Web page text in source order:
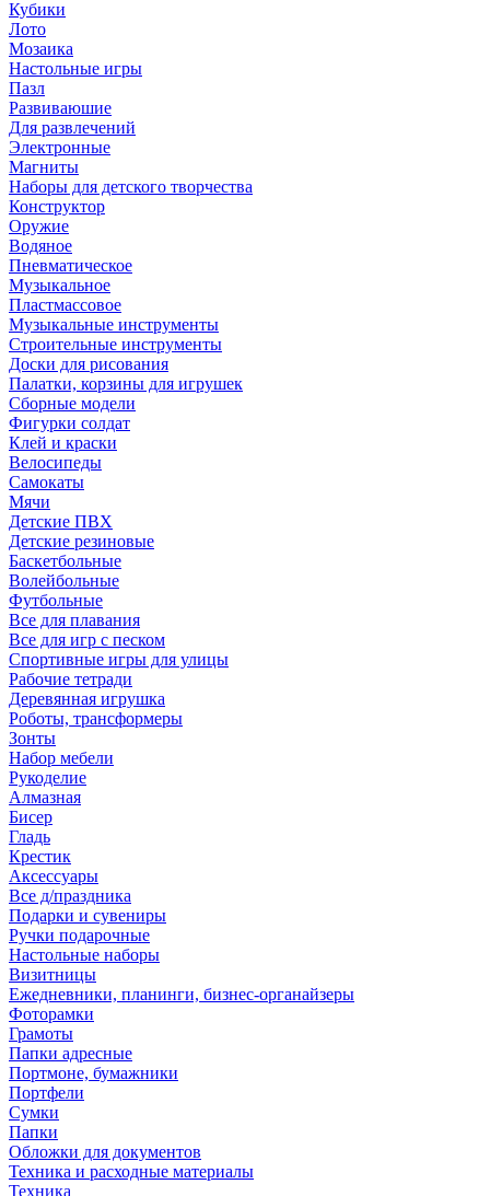
Кубики
Лото
Мозаика
Настольные игры
Пазл
Развиваюшие
Для развлечений
Электронные
Магниты
Наборы для детского творчества
Конструктор
Оружие
Водяное
Пневматическое
Музыкальное
Пластмассовое
Музыкальные инструменты
Строительные инструменты
Доски для рисования
Палатки, корзины для игрушек
Сборные модели
Фигурки солдат
Клей и краски
Велосипеды
Самокаты
Мячи
Детские ПВХ
Детские резиновые
Баскетбольные
Волейбольные
Футбольные
Все для плавания
Все для игр с песком
Спортивные игры для улицы
Рабочие тетради
Деревянная игрушка
Роботы, трансформеры
Зонты
Набор мебели
Рукоделие
Алмазная
Бисер
Гладь
Крестик
Аксессуары
Все д/праздника
Подарки и сувениры
Ручки подарочные
Настольные наборы
Визитницы
Ежедневники, планинги, бизнес-органайзеры
Фоторамки
Грамоты
Папки адресные
Портмоне, бумажники
Портфели
Сумки
Папки
Обложки для документов
Техника и расходные материалы
Техника